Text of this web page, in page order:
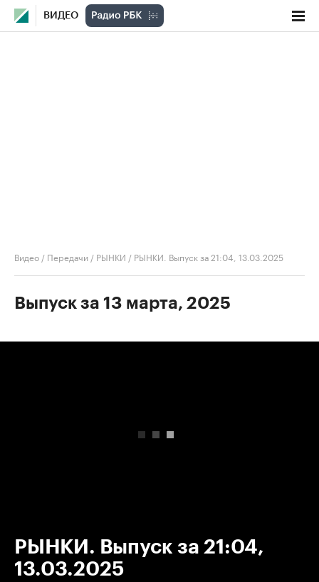
ВИДЕО
Видео / Передачи / РЫНКИ / РЫНКИ. Выпуск за 21:04, 13.03.2025
Выпуск за 13 марта, 2025
РЫНКИ. Выпуск за 21:04,
13.03.2025